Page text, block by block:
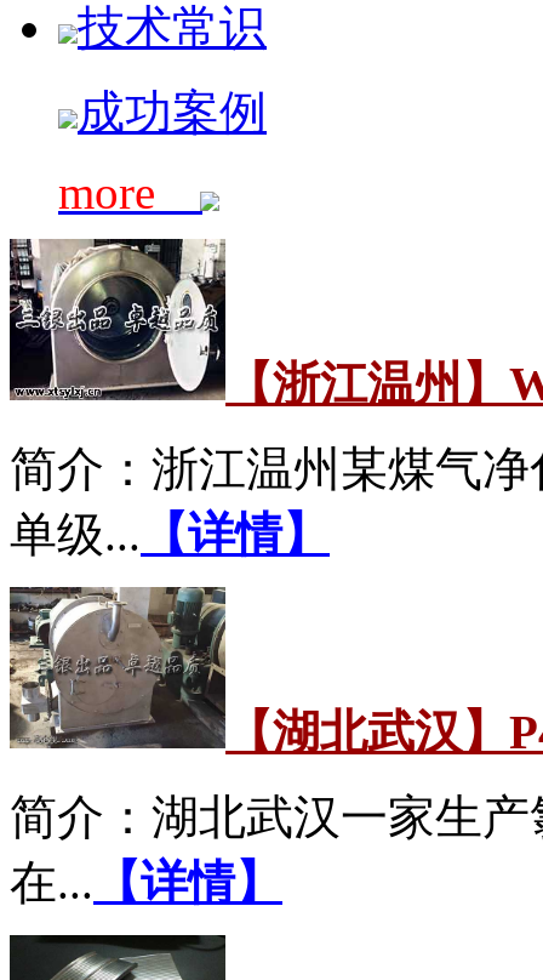
技术常识
成功案例
more
【浙江温州】
简介：浙江温州某煤气
单级... 【详情】
【湖北武汉】
简介：湖北武汉一家生
在... 【详情】